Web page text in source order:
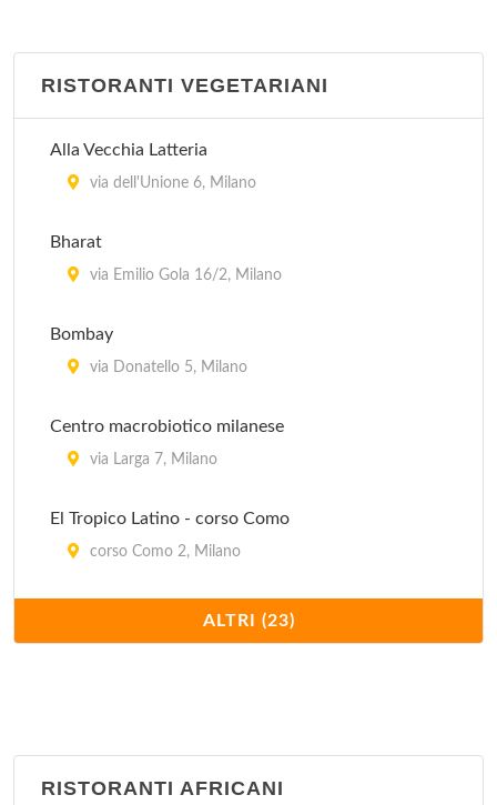
Charleston
Ditirambo
Globe
Il Sole
RISTORANTI VEGETARIANI
Alla Vecchia Latteria
via dell'Unione 6, Milano
Bharat
via Emilio Gola 16/2, Milano
Bombay
via Donatello 5, Milano
Centro macrobiotico milanese
via Larga 7, Milano
El Tropico Latino - corso Como
corso Como 2, Milano
via Benedetto Marcello 93, Milano
Ikos - Il Circolo della Natura
ALTRI (23)
RISTORANTI AFRICANI